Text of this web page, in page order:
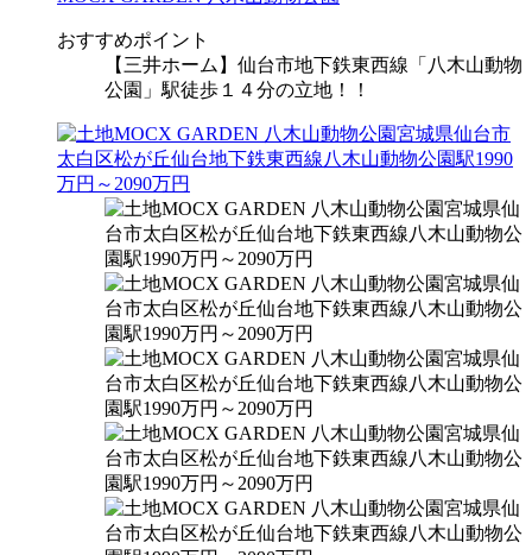
おすすめポイント
【三井ホーム】仙台市地下鉄東西線「八木山動物
公園」駅徒歩１４分の立地！！